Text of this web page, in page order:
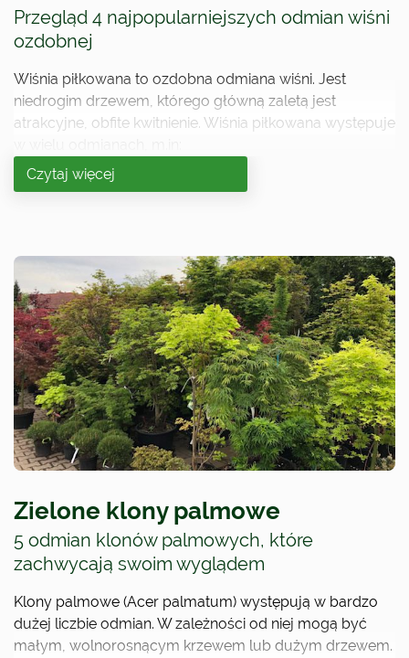
Przegląd 4 najpopularniejszych odmian wiśni
ozdobnej
Wiśnia piłkowana to ozdobna odmiana wiśni. Jest
niedrogim drzewem, którego główną zaletą jest
atrakcyjne, obfite kwitnienie. Wiśnia piłkowana występuje
Czytaj więcej
Zielone klony palmowe
5 odmian klonów palmowych, które
zachwycają swoim wyglądem
Klony palmowe (Acer palmatum) występują w bardzo
dużej liczbie odmian. W zależności od niej mogą być
małym, wolnorosnącym krzewem lub dużym drzewem.